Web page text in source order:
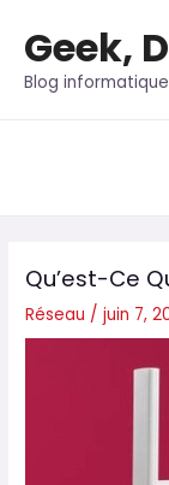
contenu
Geek,
Blog informatique
Qu’est-Ce
Réseau /juin 7,